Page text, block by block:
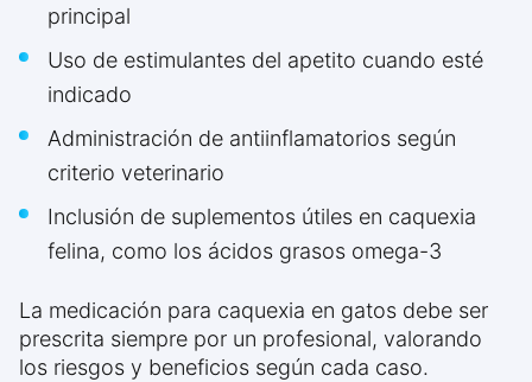
principal
Uso de estimulantes del apetito cuando esté
indicado
Administración de antiinflamatorios según
criterio veterinario
Inclusión de suplementos útiles en caquexia
felina, como los ácidos grasos omega-3
La medicación para caquexia en gatos debe ser
prescrita siempre por un profesional, valorando
los riesgos y beneficios según cada caso.